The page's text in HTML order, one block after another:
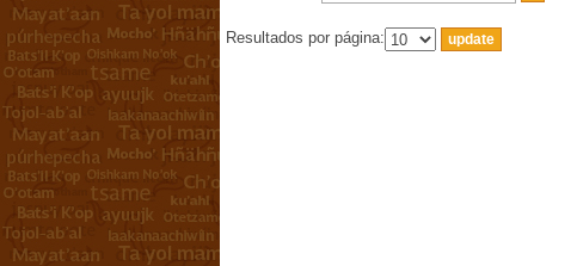
Resultados por página: